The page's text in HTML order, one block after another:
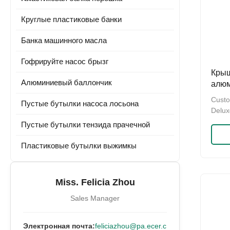
Круглые пластиковые банки
Банка машинного масла
Гофрируйте насос брызг
Алюминиевый баллончик
Пустые бутылки насоса лосьона
Пустые бутылки тензида прачечной
Пластиковые бутылки выжимкы
Miss. Felicia Zhou
Sales Manager
Электронная почта:feliciazhou@pa.ecer.c
18mm
4mm